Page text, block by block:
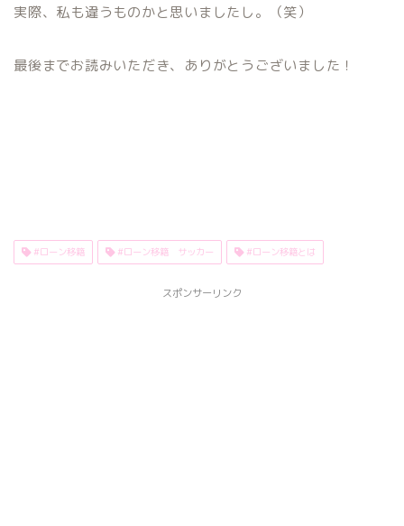
実際、私も違うものかと思いましたし。（笑）
最後までお読みいただき、ありがとうございました！
#ローン移籍 #ローン移籍 サッカー #ローン移籍とは
スポンサーリンク